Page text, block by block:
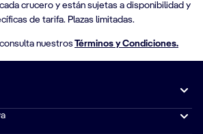
crucero y están sujetas a disponibilidad y
de tarifa. Plazas limitadas.
nuestrosTérminos y Condiciones.